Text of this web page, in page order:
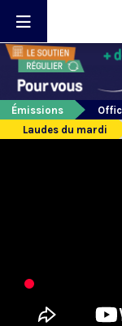
Émissions
Laudes du mardi